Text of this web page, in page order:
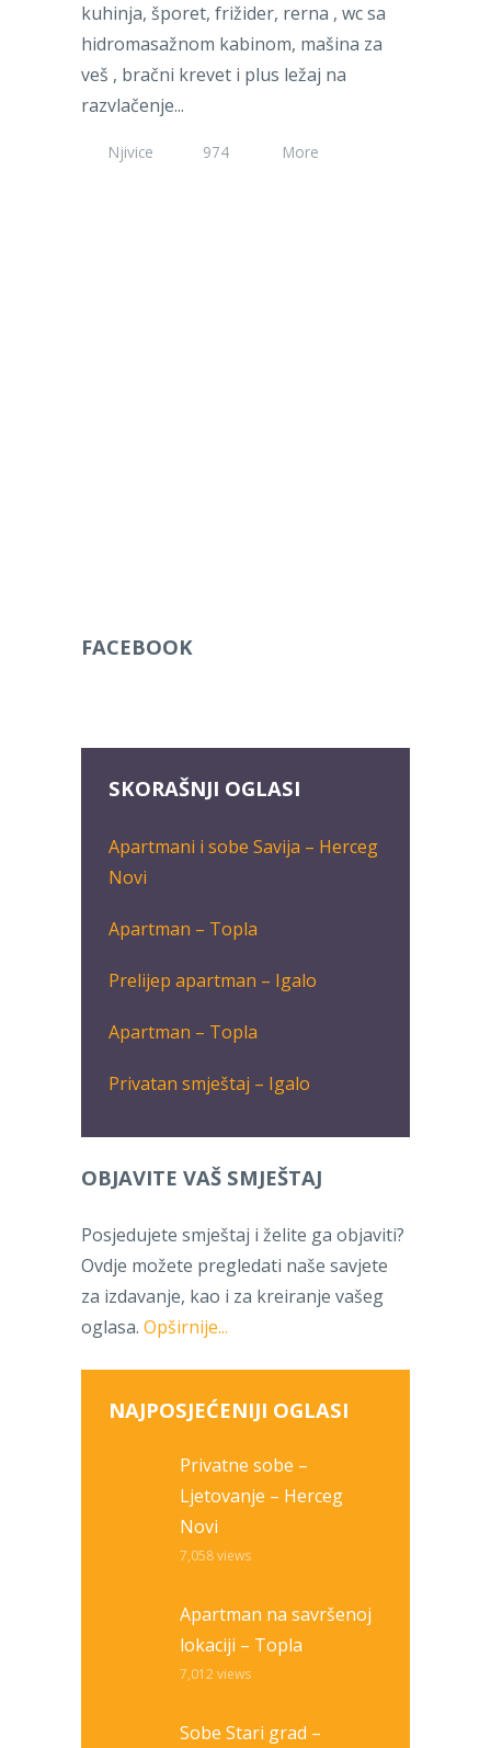
kuhinja, šporet, frižider, rerna , wc sa
hidromasažnom kabinom, mašina za
veš , bračni krevet i plus ležaj na
razvlačenje...
Njivice 974 More
FACEBOOK
SKORAŠNJI OGLASI
Apartmani i sobe Savija – Herceg
Novi
Apartman – Topla
Prelijep apartman – Igalo
Apartman – Topla
Privatan smještaj – Igalo
OBJAVITE VAŠ SMJEŠTAJ
Posjedujete smještaj i želite ga objaviti?
Ovdje možete pregledati naše savjete
za izdavanje, kao i za kreiranje vašeg
oglasa. Opširnije...
NAJPOSJEĆENIJI OGLASI
Privatne sobe –
Ljetovanje – Herceg
Novi
7,058views
Apartman na savršenoj
lokaciji – Topla
7,012views
Sobe Stari grad –